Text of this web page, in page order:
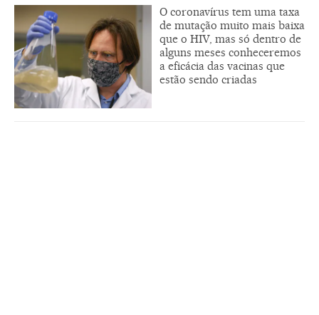
O coronavírus tem uma taxa
de mutação muito mais baixa
que o HIV, mas só dentro de
alguns meses conheceremos
a eficácia das vacinas que
estão sendo criadas